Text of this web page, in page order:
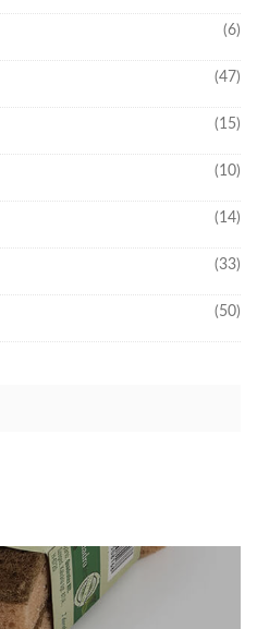
(6)
(47)
(15)
(10)
(14)
(33)
(50)